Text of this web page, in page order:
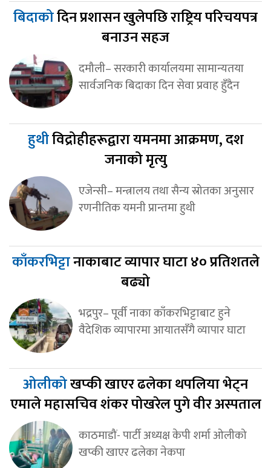
बिदाकोदिन प्रशासन खुलेपछि राष्ट्रिय परिचयपत्र
बनाउन सहज
दमौली– सरकारी कार्यालयमा सामान्यतया
सार्वजनिक बिदाका दिन सेवा प्रवाह हुँदैन
हुथीविद्रोहीहरूद्वारा यमनमा आक्रमण, दश
जनाको मृत्यु
एजेन्सी– मन्त्रालय तथा सैन्य स्रोतका अनुसार
रणनीतिक यमनी प्रान्तमा हुथी
काँकरभिट्टानाकाबाट व्यापार घाटा ४० प्रतिशतले
बढ्यो
भद्रपुर– पूर्वी नाका काँकरभिट्टाबाट हुने
वैदेशिक व्यापारमा आयातसँगै व्यापार घाटा
ओलीकोखप्की खाएर ढलेका थपलिया भेट्न
एमाले महासचिव शंकर पोखरेल पुगे वीर अस्पताल
काठमाडौं- पार्टी अध्यक्ष केपी शर्मा ओलीको
खप्की खाएर ढलेका नेकपा